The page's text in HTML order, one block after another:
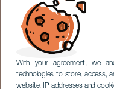
With your agreement, we
technologies to store, access,
website, IP addresses and